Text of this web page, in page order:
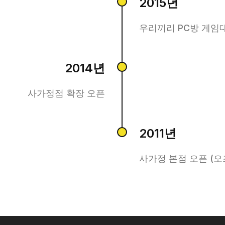
우리끼리 PC방 게임
2014년
사가정점 확장 오픈
2011년
사가정 본점 오픈 (오